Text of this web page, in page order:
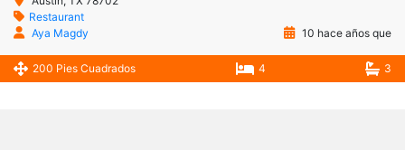
Restaurant
Aya Magdy
10 hace años que
200 Pies Cuadrados 4 3